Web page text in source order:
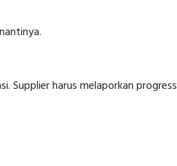
Supplier harus melaporkan progress